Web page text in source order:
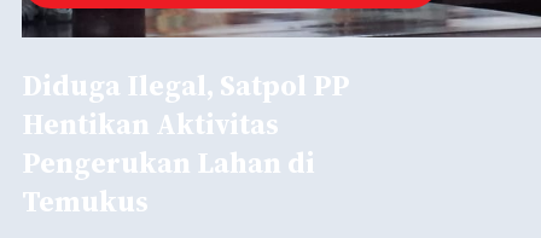
Diduga Ilegal, Satpol PP
Hentikan Aktivitas
Pengerukan Lahan di
Temukus